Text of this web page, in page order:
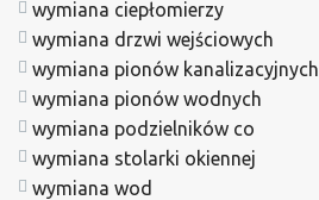
wymiana ciepłomierzy
wymiana drzwi wejściowych
wymiana pionów kanalizacyjnych
wymiana pionów wodnych
wymiana podzielników co
wymiana stolarki okiennej
wymiana wod